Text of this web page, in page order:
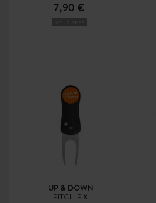
7,90 €
UP & DOWN
PITCH FIX